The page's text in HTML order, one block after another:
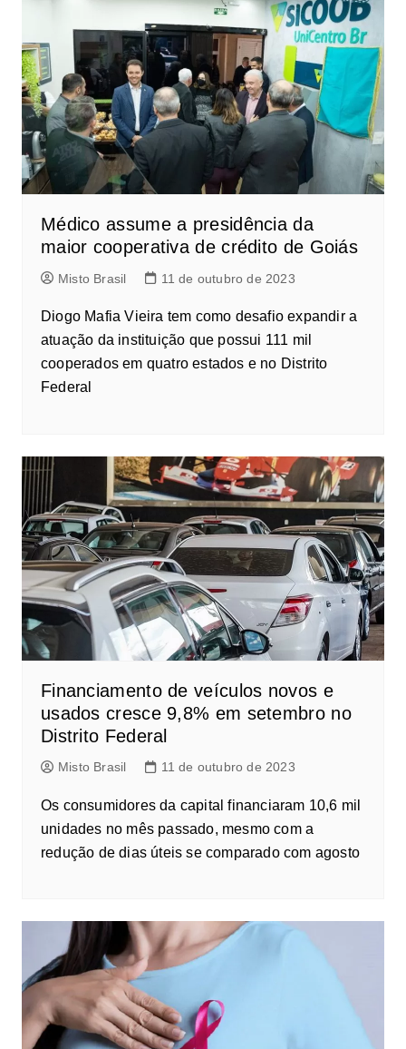
Médico assume a presidência da
maior cooperativa de crédito de Goiás
Misto Brasil 11 de outubro de 2023
Diogo Mafia Vieira tem como desafio expandir a
atuação da instituição que possui 111 mil
cooperados em quatro estados e no Distrito
Federal
Financiamento de veículos novos e
usados cresce 9,8% em setembro no
Distrito Federal
Misto Brasil 11 de outubro de 2023
Os consumidores da capital financiaram 10,6 mil
unidades no mês passado, mesmo com a
redução de dias úteis se comparado com agosto